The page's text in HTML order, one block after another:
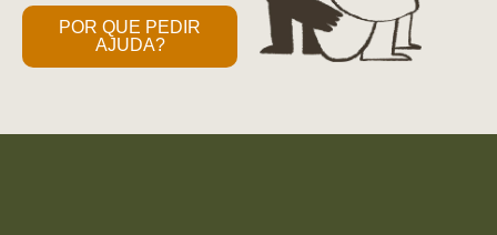
POR QUE PEDIR
AJUDA?